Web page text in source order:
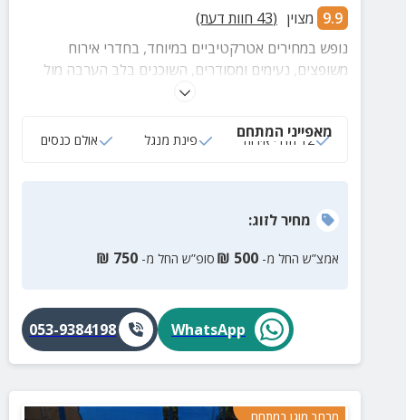
9.9 מצוין (
43 חוות דעת)
נופש במחירים אטרקטיביים במיוחד, בחדרי אירוח
משופצים, נעימים ומסודרים, השוכנים בלב הערבה מול
נופים משגעים ומתאימים לאירוח של משפחות וקבוצות.
מאפייני המתחם
12 חדרי אירוח פינת מנגל אולם כנסים
מחירלזוג:
אמצ”ש החל מ- 500
₪ סופ”ש החל מ- 750
₪
WhatsApp
053-9384198
מרחב מוגן במתחם